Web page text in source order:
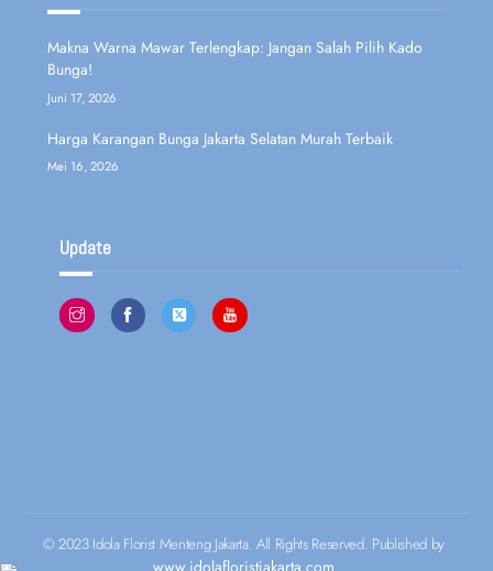
Makna Warna Mawar Terlengkap: Jangan Salah Pilih Kado
Bunga!
Juni 17, 2026
Harga Karangan Bunga Jakarta Selatan Murah Terbaik
Mei 16, 2026
Update
© 2023 Idola Florist Menteng Jakarta. All Rights Reserved. Published by
www.idolafloristjakarta.com